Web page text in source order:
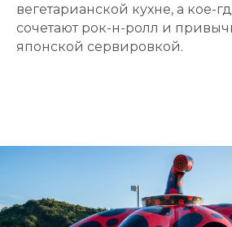
вегетарианской кухне, а кое-
сочетают рок-н-ролл и
японской сервировкой.